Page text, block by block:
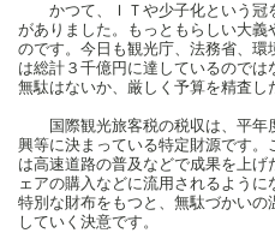
かつて、ＩＴや少子化という冠
がありました。もっともらしい大
のです。今日も観光庁、法務省、
は総計３千億円に達しているので
無駄はないか、厳しく予算を精査し
国際観光旅客税の税収は、平年
興等に決まっている特定財源です
は高速道路の普及などで成果を上
ェアの購入などに流用されるよう
特別な財布をもつと、無駄づかい
していく決意です。